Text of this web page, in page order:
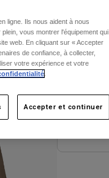
Tableau
ligne. Ils nous aident à nous
vous montrer l'équipement qui
web. En cliquant sur « Accepter
de confiance, à collecter,
votre expérience et votre
Accepter et continuer